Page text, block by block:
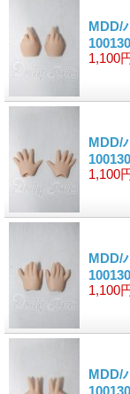
MDD/
1,100
MDD/
1,100
MDD/
1,100
MDD/